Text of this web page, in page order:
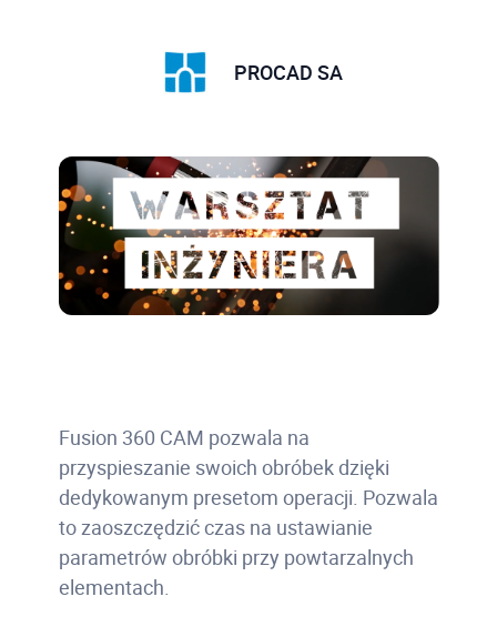
PROCAD SA
Fusion 360 CAM pozwala na
przyspieszanie swoich obróbek dzięki
dedykowanym presetom operacji. Pozwala
to zaoszczędzić czas na ustawianie
parametrów obróbki przy powtarzalnych
elementach.